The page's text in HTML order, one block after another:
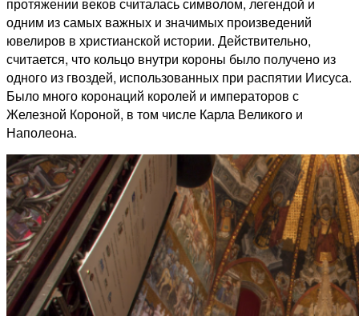
одним из самых важных и значимых произведений
ювелиров в христианской истории. Действительно,
считается, что кольцо внутри короны было получено из
одного из гвоздей, использованных при распятии Иисуса.
Было много коронаций королей и императоров с
Железной Короной, в том числе Карла Великого и
Наполеона.